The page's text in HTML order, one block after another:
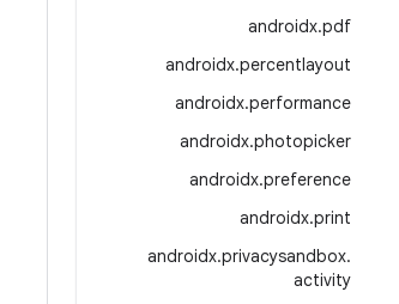
androidx.pdf
androidx.percentlayout
androidx.performance
androidx.photopicker
androidx.preference
androidx.print
androidx.privacysandbox.
activity